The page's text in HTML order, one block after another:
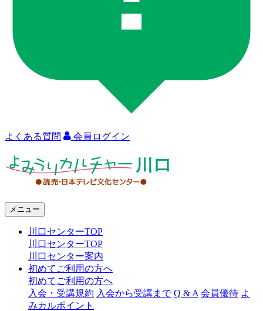
よくある質問 会員ログイン
ャ
メニュー
川口センターTOP
川口センターTOP
川口センター案内
初めてご利用の方へ
初めてご利用の方へ
入会・受講規約 入会から受講まで Q & A 会員優待 よ
みカルポイント